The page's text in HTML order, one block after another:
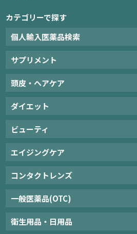
カテゴリーで探す
個人輸入医薬品検索
サプリメント
頭皮・ヘアケア
ダイエット
ビューティ
エイジングケア
コンタクトレンズ
一般医薬品(OTC)
衛生用品・日用品